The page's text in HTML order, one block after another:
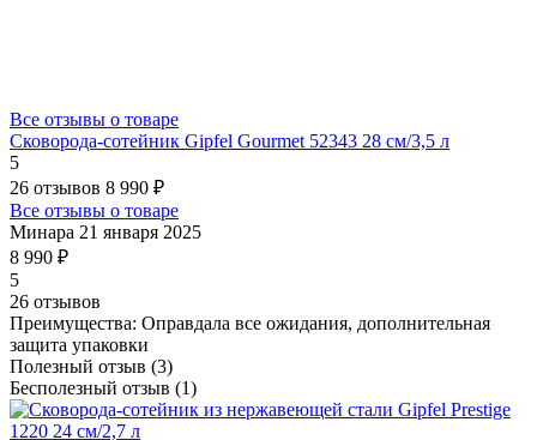
Все отзывы о товаре
Сковорода-сотейник Gipfel Gourmet 52343 28 см/3,5 л
5
26 отзывов 8 990 ₽
Все отзывы о товаре
Минара 21 января 2025
8 990 ₽
5
26 отзывов
Преимущества: Оправдала все ожидания, дополнительная
защита упаковки
Полезный отзыв (3)
Бесполезный отзыв (1)